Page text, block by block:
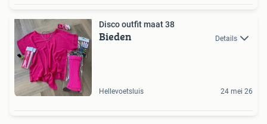
Disco outfit maat 38
Bieden Details
Hellevoetsluis 24 mei 26